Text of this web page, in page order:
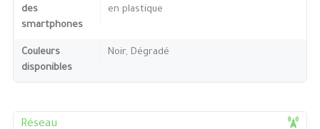
des
smartphones
en plastique
Couleurs
disponibles
Noir, Dégradé
Réseau